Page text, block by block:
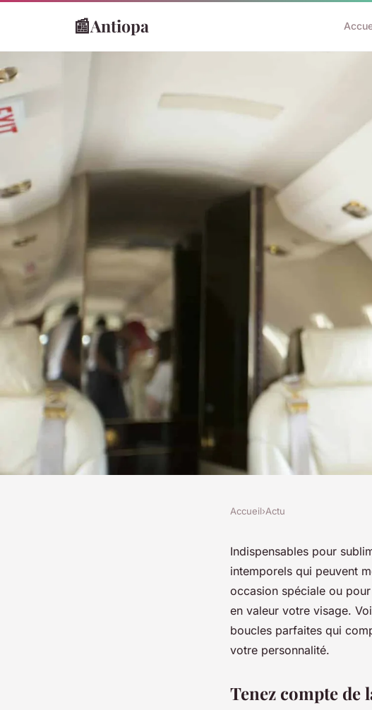
📰Antiopa
Comment choisir les
d'oreilles pour les
Accueil›Actu
Indispensables pour
intemporels qui peuvent
occasion spéciale ou
en valeur votre visage.
boucles parfaites qui
votre personnalité.
Tenez compte de